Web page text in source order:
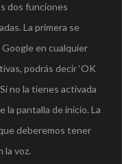
dos funciones
La primera se
en cualquier
podrás decir ‘OK
no la tienes activada
la pantalla de inicio. La
deberemos tener
la voz.